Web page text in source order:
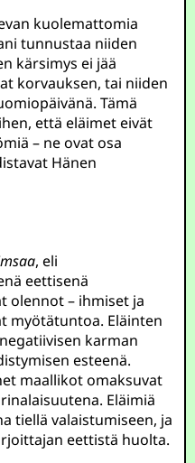
kuolemattomia
tunnustaa niiden
kärsimys ei jää
korvauksen, tai niiden
Tämä
että eläimet eivät
– ne ovat osa
Hänen
, eli
eettisenä
olennot – ihmiset ja
myötätuntoa. Eläinten
karman
esteenä.
maallikot omaksuvat
Eläimiä
tiellä valaistumiseen, ja
eettistä huolta.